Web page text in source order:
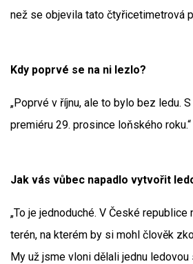
než se objevila tato čtyřicetimetrová
Kdy poprvé se na ni lezlo?
„Poprvé v říjnu, ale to bylo bez ledu.
premiéru 29. prosince loňského roku.“
Jak vás vůbec napadlo vytvořit
„To je jednoduché. V České
terén, na kterém by si mohl člověk
My už jsme vloni dělali jednu ledovou